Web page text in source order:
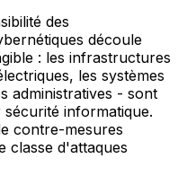
des
découle
: les infrastructures
les systèmes
administratives - sont
sécurité informatique.
contre-mesures
classe d'attaques